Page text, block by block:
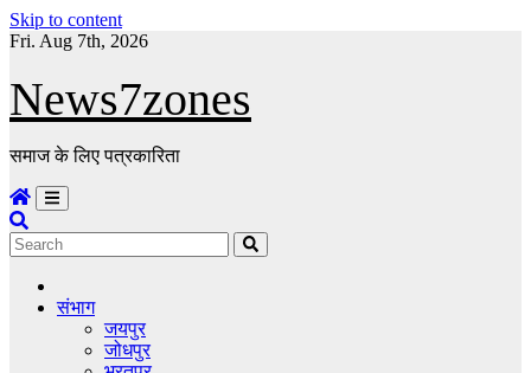
Skip to content
Fri. Aug 7th, 2026
News7zones
समाज के लिए पत्रकारिता
संभाग
जयपुर
जोधपुर